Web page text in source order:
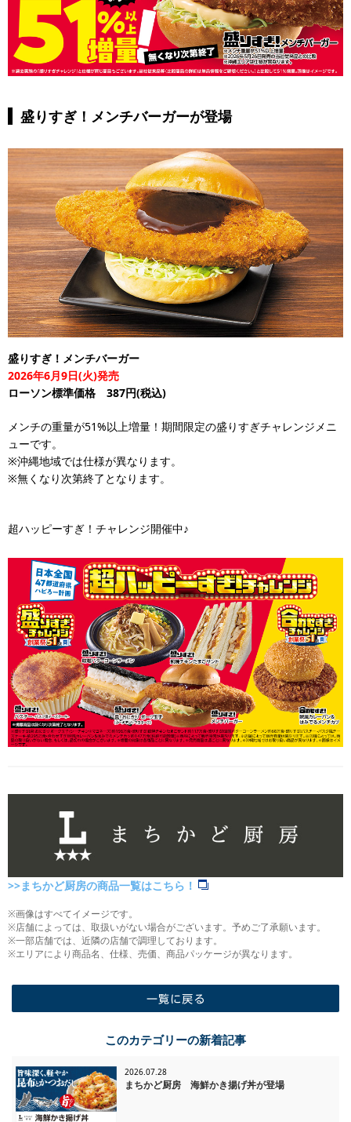
盛りすぎ！メンチバーガーが登場
盛りすぎ！メンチバーガー
2026年6月9日(火)発売
ローソン標準価格 387円(税込)
メンチの重量が51%以上増量！期間限定の盛りすぎチャレンジメニ
ューです。
※沖縄地域では仕様が異なります。
※無くなり次第終了となります。
超ハッピーすぎ！チャレンジ開催中♪
>>まちかど厨房の商品一覧はこちら！
※画像はすべてイメージです。
※店舗によっては、取扱いがない場合がございます。予めご了承願います。
※一部店舗では、近隣の店舗で調理しております。
※エリアにより商品名、仕様、売価、商品パッケージが異なります。
このカテゴリーの新着記事
2026.07.28
まちかど厨房 海鮮かき揚げ丼が登場